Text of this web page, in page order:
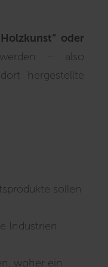
oder
– also
hergestellte
sollen
Industrien
woher ein